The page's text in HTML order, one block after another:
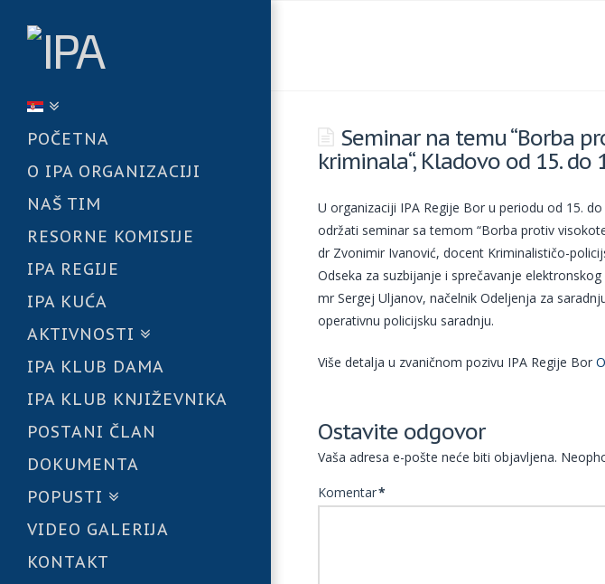
POČETNA
O IPA ORGANIZACIJI
NAŠ TIM
RESORNE KOMISIJE
IPA REGIJE
IPA KUĆA
AKTIVNOSTI
IPA KLUB DAMA
IPA KLUB KNJIŽEVNIKA
POSTANI ČLAN
DOKUMENTA
POPUSTI
VIDEO GALERIJA
KONTAKT
Seminar na temu “Borba
kriminala“, Kladovo od 15. do
U organizaciji IPA Regije Bor u periodu od 15.
održati seminar sa temom “Borba protiv
dr Zvonimir Ivanović, docent Kriminalističo-
Odseka za suzbijanje i sprečavanje
mr Sergej Uljanov, načelnik Odeljenja za
operativnu policijsku saradnju.
Više detalja u zvaničnom pozivu IPA Regije Bor
Ostavite odgovor
Vaša adresa e-pošte neće biti objavljena.
Komentar*